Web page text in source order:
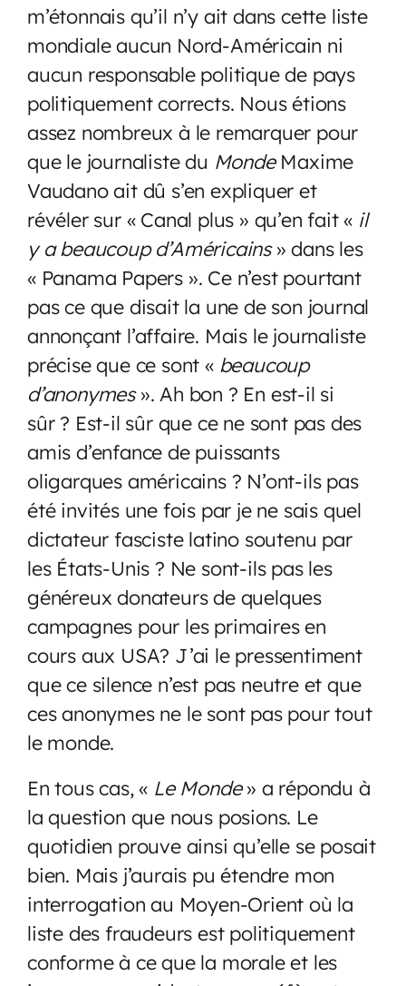
m’étonnais qu’il n’y ait dans cette liste
mondiale aucun Nord-Américain ni
aucun responsable politique de pays
politiquement corrects. Nous étions
assez nombreux à le remarquer pour
que le journaliste du MondeMaxime
Vaudano ait dû s’en expliquer et
révéler sur « Canal plus » qu’en fait « il
y a beaucoup d’Américains» dans les
« Panama Papers ». Ce n’est pourtant
pas ce que disait la une de son journal
annonçant l’affaire. Mais le journaliste
précise que ce sont « beaucoup
d’anonymes». Ah bon ? En est-il si
sûr ? Est-il sûr que ce ne sont pas des
amis d’enfance de puissants
oligarques américains ? N’ont-ils pas
été invités une fois par je ne sais quel
dictateur fasciste latino soutenu par
les États-Unis ? Ne sont-ils pas les
généreux donateurs de quelques
campagnes pour les primaires en
cours aux USA? J’ai le pressentiment
que ce silence n’est pas neutre et que
ces anonymes ne le sont pas pour tout
le monde.
En tous cas, « Le Monde» a répondu à
la question que nous posions. Le
quotidien prouve ainsi qu’elle se posait
bien. Mais j’aurais pu étendre mon
interrogation au Moyen-Orient où la
liste des fraudeurs est politiquement
conforme à ce que la morale et les